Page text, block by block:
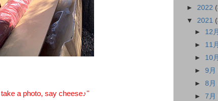
a photo, say cheese♪"
► 2022
▼ 2021
► 12月
► 11月
► 10月
►9月
►8月
►7月